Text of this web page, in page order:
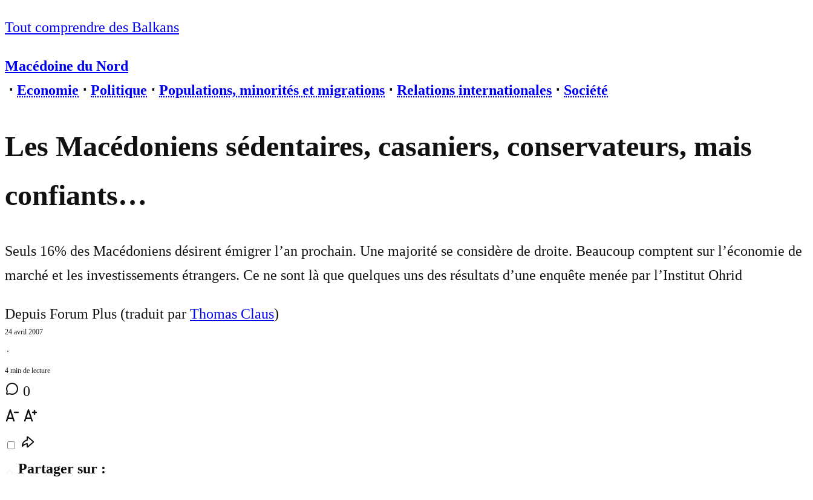
Tout comprendre des Balkans
Macédoine du Nord
⋅ Economie ⋅ Politique ⋅ Populations, minorités et migrations ⋅ Relations internationales ⋅ Société
Les Macédoniens sédentaires, casaniers, conservateurs, mais
confiants…
Seuls 16% des Macédoniens désirent émigrer l’an prochain. Une majorité se considère de droite. Beaucoup comptent sur l’économie de
marché et les investissements étrangers. Ce ne sont là que quelques uns des résultats d’une enquête menée par l’Institut Ohrid
Depuis Forum Plus (traduit par Thomas Claus)
24 avril 2007
⋅
4 min de lecture
0
Partager sur :